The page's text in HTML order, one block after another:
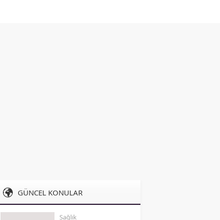
GÜNCEL KONULAR
Sağlık